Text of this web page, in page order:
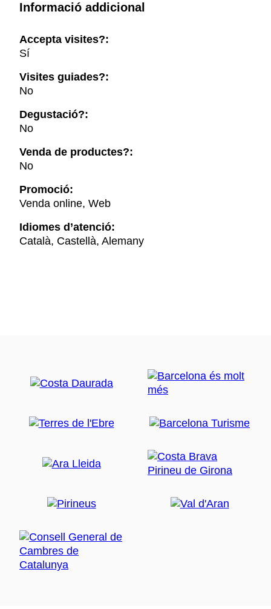
Informació addicional
Accepta visites?:
Sí
Visites guiades?:
No
Degustació?:
No
Venda de productes?:
No
Promoció:
Venda online, Web
Idiomes d’atenció:
Català, Castellà, Alemany